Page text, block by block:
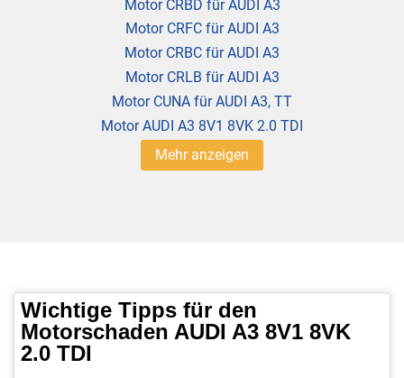
Motor CRBD für AUDI A3
Motor CRFC für AUDI A3
Motor CRBC für AUDI A3
Motor CRLB für AUDI A3
Motor CUNA für AUDI A3, TT
Motor AUDI A3 8V1 8VK 2.0 TDI
Mehr anzeigen
Wichtige Tipps für den
Motorschaden AUDI A3 8V1 8VK
2.0 TDI